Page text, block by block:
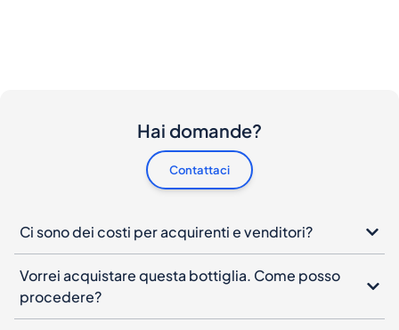
Hai domande?
Contattaci
Ci sono dei costi per acquirenti e venditori?
Vorrei acquistare questa bottiglia. Come posso
procedere?